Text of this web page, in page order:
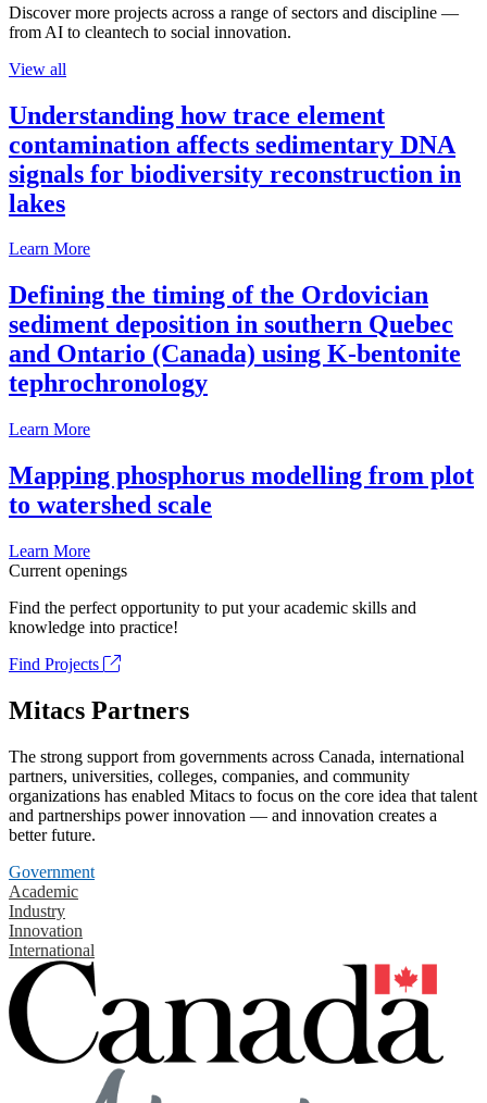
Discover more projects across a range of sectors and discipline —
from AI to cleantech to social innovation.
View all
Understanding how trace element
contamination affects sedimentary DNA
signals for biodiversity reconstruction in
lakes
Learn More
Defining the timing of the Ordovician
sediment deposition in southern Quebec
and Ontario (Canada) using K-bentonite
tephrochronology
Learn More
Mapping phosphorus modelling from plot
to watershed scale
Learn More
Current openings
Find the perfect opportunity to put your academic skills and
knowledge into practice!
Find Projects
Mitacs Partners
The strong support from governments across Canada, international
partners, universities, colleges, companies, and community
organizations has enabled Mitacs to focus on the core idea that talent
and partnerships power innovation — and innovation creates a
better future.
Government
Academic
Industry
Innovation
International